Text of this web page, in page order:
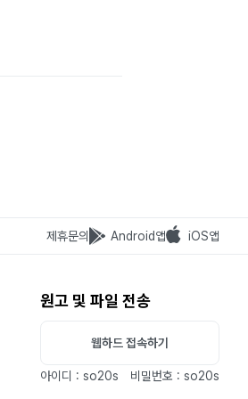
제휴문의 Android앱 iOS앱
원고 및 파일 전송
웹하드 접속하기
아이디 : so20s 비밀번호 : so20s